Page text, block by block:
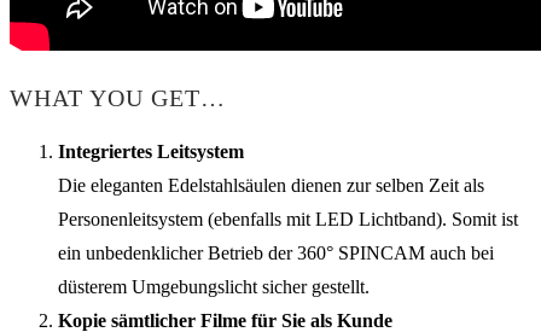
WHAT YOU GET…
Integriertes Leitsystem
Die eleganten Edelstahlsäulen dienen zur selben Zeit als
Personenleitsystem (ebenfalls mit LED Lichtband). Somit ist
ein unbedenklicher Betrieb der 360° SPINCAM auch bei
düsterem Umgebungslicht sicher gestellt.
Kopie sämtlicher Filme für Sie als Kunde